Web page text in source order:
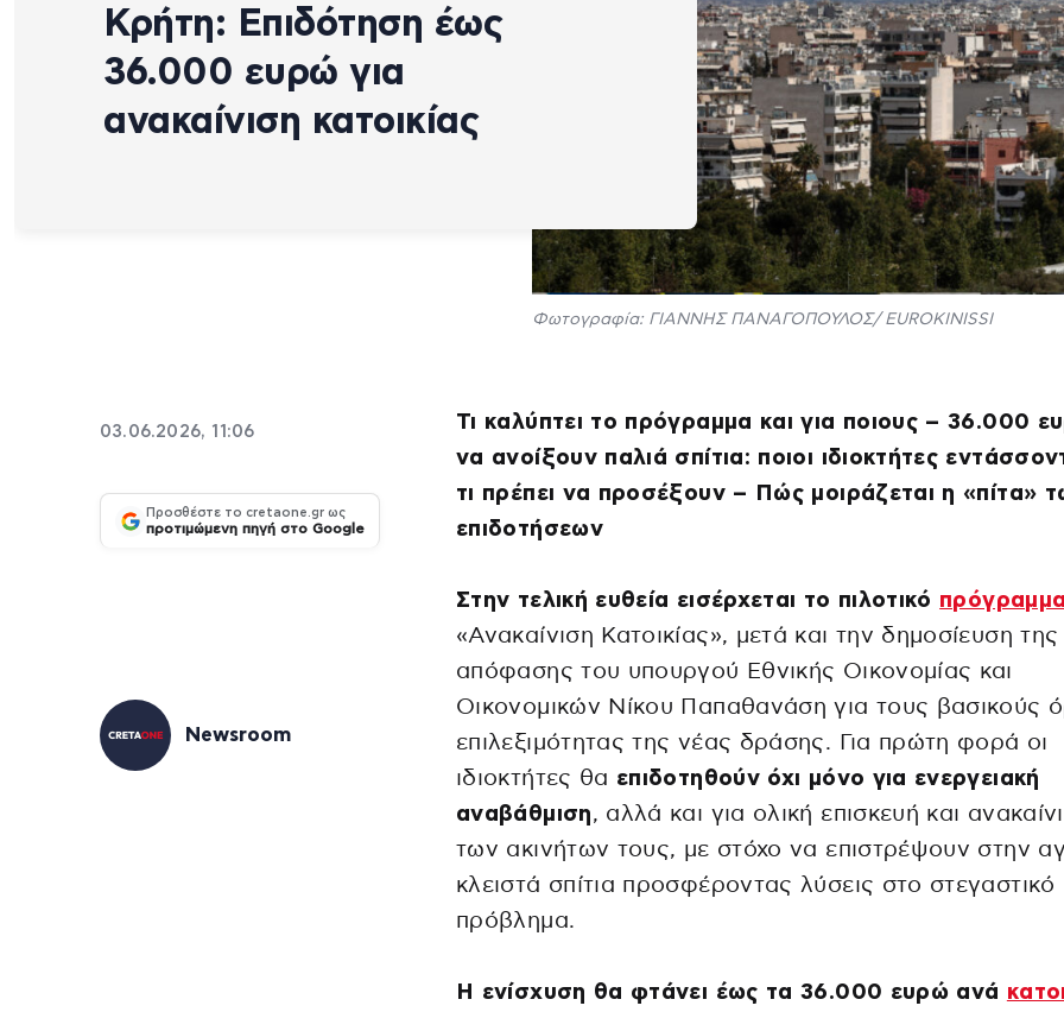
Κρήτη: Επιδότηση έως
36.000 ευρώ για
ανακαίνιση κατοικίας
Φωτογραφία: ΓΙΑΝΝΗΣ ΠΑΝΑΓΟΠΟΥΛΟΣ/ EUROKINISSI
03.06.2026, 11:06
Προσθέστε το cretaone.gr ως
προτιμώμενη πηγή στο Google
Newsroom
Τι καλύπτει το πρόγραμμα και για ποιους – 36.000
να ανοίξουν παλιά σπίτια: ποιοι ιδιοκτήτες
τι πρέπει να προσέξουν – Πώς μοιράζεται η «πίτα»
επιδοτήσεων
Στην τελική ευθεία εισέρχεται το πιλοτικό πρόγραμμα
«Ανακαίνιση Κατοικίας», μετά και την δημοσίευση της
απόφασης του υπουργού Εθνικής Οικονομίας και
Οικονομικών Νίκου Παπαθανάση για τους βασικούς
επιλεξιμότητας της νέας δράσης. Για πρώτη φορά οι
ιδιοκτήτες θα επιδοτηθούν όχι μόνο για ενεργειακή
αναβάθμιση, αλλά και για ολική επισκευή και
των ακινήτων τους, με στόχο να επιστρέψουν στην
κλειστά σπίτια προσφέροντας λύσεις στο στεγαστικό
πρόβλημα.
Η ενίσχυση θα φτάνει έως τα 36.000 ευρώ ανά